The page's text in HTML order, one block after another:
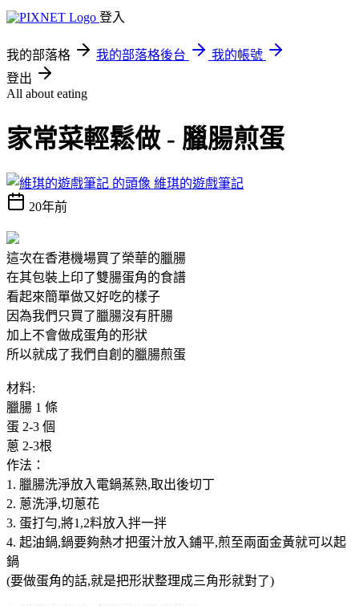
登入
我的部落格 我的部落格後台
我的帳號
登出
All about eating
家常菜輕鬆做 - 臘腸煎蛋
維琪的遊戲筆記
20年前
這次在香港機場買了榮華的臘腸
在其包裝上印了雙腸蛋角的食譜
看起來簡單做又好吃的樣子
因為我們只買了臘腸沒有肝腸
加上不會做成蛋角的形狀
所以就成了我們自創的臘腸煎蛋
材料:
臘腸 1 條
蛋 2-3 個
蔥 2-3根
作法：
1. 臘腸洗淨放入電鍋蒸熟,取出後切丁
2. 蔥洗淨,切蔥花
3. 蛋打勻,將1,2料放入拌一拌
4. 起油鍋,鍋要夠熱才把蛋汁放入鋪平,煎至兩面金黃就可以起
鍋
(要做蛋角的話,就是把形狀整理成三角形就對了)